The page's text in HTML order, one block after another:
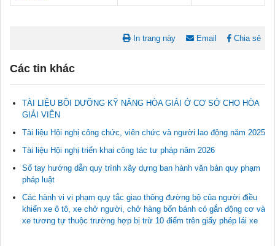
In trang này Email Chia sẻ
Các tin khác
TÀI LIỆU BỒI DƯỠNG KỸ NĂNG HÒA GIẢI Ở CƠ SỞ CHO HÒA
GIẢI VIÊN
Tài liệu Hội nghị công chức, viên chức và người lao động năm 2025
Tài liệu Hội nghị triển khai công tác tư pháp năm 2026
Sổ tay hướng dẫn quy trình xây dựng ban hành văn bản quy phạm
pháp luật
Các hành vi vi phạm quy tắc giao thông đường bộ của người điều
khiển xe ô tô, xe chở người, chở hàng bốn bánh có gắn động cơ và
xe tương tự thuộc trường hợp bị trừ 10 điểm trên giấy phép lái xe
Tài liệu phục vụ tiêu chí tiếp cận pháp luật trong đánh giá Nông
thôn mới
Tài liệu Hội nghị công chức, viên chức và người lao động năm